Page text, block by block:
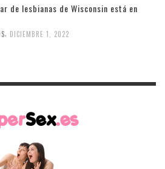
de lesbianas de Wisconsin está en
DICIEMBRE 1, 2022